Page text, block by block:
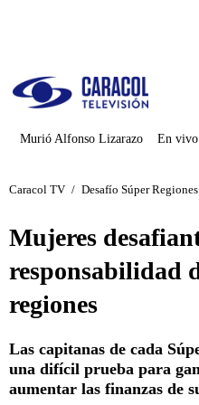
Murió Alfonso Lizarazo En
Caracol TV / Desafío Súper Regiones
Mujeres
responsabilidad
regiones
Las capitanas de cada
una difícil prueba para
aumentar las finanzas de